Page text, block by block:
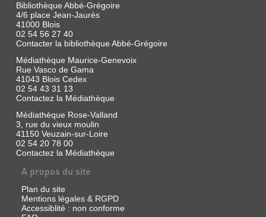
Bibliothèque Abbé-Grégoire
4/6 place Jean-Jaurès
41000 Blois
02 54 56 27 40
Contacter la bibliothèque Abbé-Grégoire
Médiathèque Maurice-Genevoix
Rue Vasco de Gama
41043 Blois Cedex
02 54 43 31 13
Contactez la Médiathèque
Médiathèque Rose-Valland
3, rue du vieux moulin
41150 Veuzain-sur-Loire
02 54 20 78 00
Contactez la Médiathèque
A propos du site
Plan du site
Mentions légales & RGPD
Accessiblité : non conforme